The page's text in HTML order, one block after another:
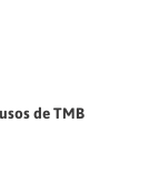
de TMB